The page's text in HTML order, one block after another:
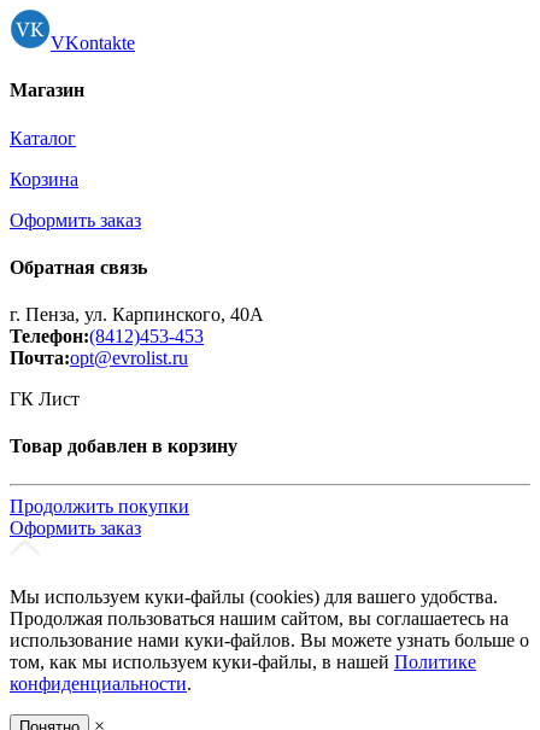
VKontakte
Магазин
Каталог
Корзина
Оформить заказ
Обратная связь
г. Пенза, ул. Карпинского, 40А
Телефон:(8412)453-453
Почта:opt@evrolist.ru
ГК Лист
Товар добавлен в корзину
Продолжить покупки
Оформить заказ
Мы используем куки-файлы (cookies) для вашего удобства.
Продолжая пользоваться нашим сайтом, вы соглашаетесь на
использование нами куки-файлов. Вы можете узнать больше о
том, как мы используем куки-файлы, в нашей Политике
конфиденциальности.
×